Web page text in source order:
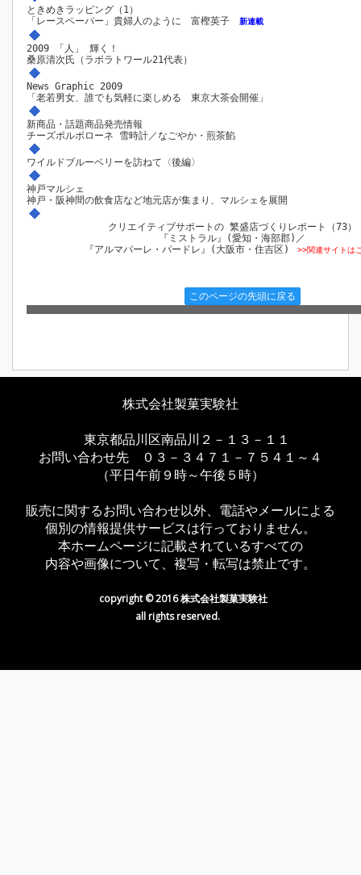
ときめきラッピング（1）
「レースペーパー」貴婦人のように 富樫英子
新連載
2009 「人」 輝く！
桑原清次氏（ラボラトワール21代表）
News Graphic 2009
「老若男女、誰でも気軽に楽しめる 東京大茶会開催」
新商品・話題商品発売情報
チーズポルボローネ 雪時計／なごやか・煎茶餡
ワイルドブルーベリーを訪ねて〈後編〉
神戸マルシェ
神戸・阪神間の飲食店など地元店が集まり、マルシェを展開
クリエイティブサポートの 繁盛店づくりレポート（73）
『ミストラル』(愛知・海部郡)／
『アルマパーレ・パードレ』(大阪市・住吉区)
>>関連サイトは
このページの先頭に戻る
株式会社製菓実験社
東京都品川区南品川２－１３－１１
お問い合わせ先 ０３－３４７１－７５４１～４
（平日午前９時～午後５時）
販売に関するお問い合わせ以外、電話やメールによる
個別の情報提供サービスは行っておりません。
本ホームページに記載されているすべての
内容や画像について、複写・転写は禁止です。
copyright © 2016 株式会社製菓実験社
all rights reserved.